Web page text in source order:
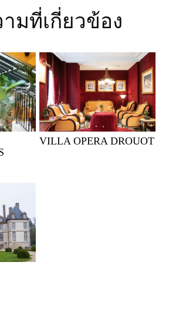
ามที่เกี่ยวข้อง
VILLA OPERA DROUOT